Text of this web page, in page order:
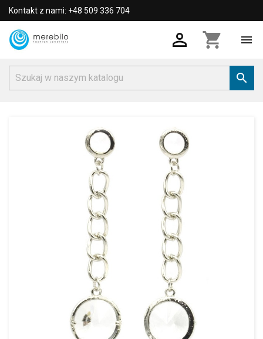
Kontakt z nami: +48 509 336 704
 shopping_cart 
